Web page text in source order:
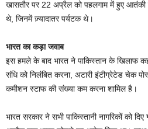
खासतौर पर 22 अप्रैल को पहलगाम में हुए आतंकी
थे, जिनमें ज़्यादातर पर्यटक थे।
भारत का कड़ा जवाब
इस हमले के बाद भारत ने पाकिस्तान के खिलाफ
संधि को निलंबित करना, अटारी इंटीग्रेटेड चेक
कमीशन स्टाफ की संख्या कम करना शामिल है।
भारत सरकार ने सभी पाकिस्तानी नागरिकों को